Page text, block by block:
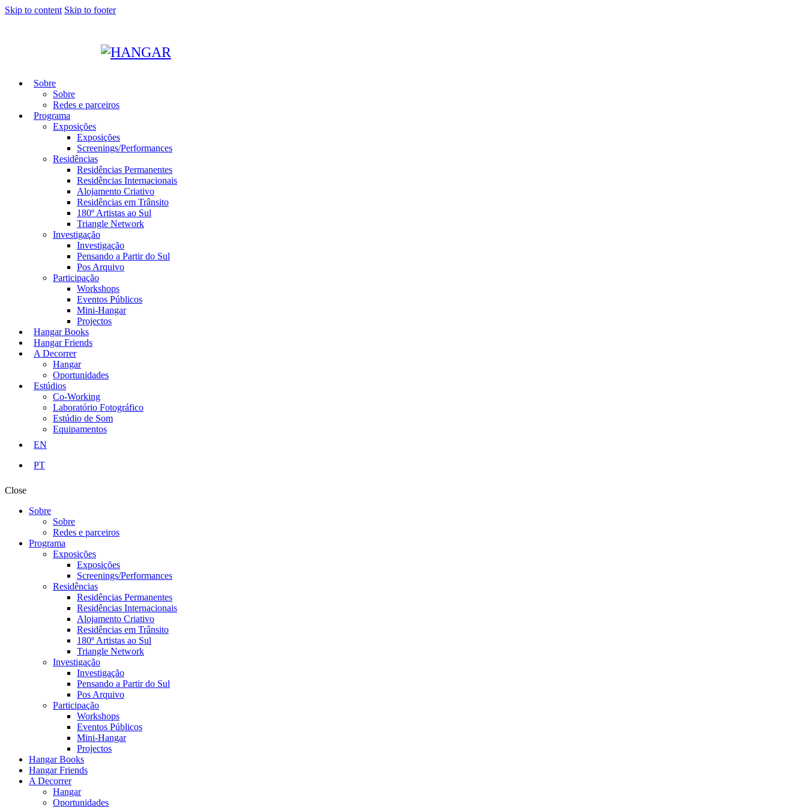
Skip to content Skip to footer
Sobre
Sobre
Redes e parceiros
Programa
Exposições
Exposições
Screenings/Performances
Residências
Residências Permanentes
Residências Internacionais
Alojamento Criativo
Residências em Trânsito
180º Artistas ao Sul
Triangle Network
Investigação
Investigação
Pensando a Partir do Sul
Pos Arquivo
Participação
Workshops
Eventos Públicos
Mini-Hangar
Projectos
Hangar Books
Hangar Friends
A Decorrer
Hangar
Oportunidades
Estúdios
Co-Working
Laboratório Fotográfico
Estúdio de Som
Equipamentos
EN
PT
Close
Sobre
Sobre
Redes e parceiros
Programa
Exposições
Exposições
Screenings/Performances
Residências
Residências Permanentes
Residências Internacionais
Alojamento Criativo
Residências em Trânsito
180º Artistas ao Sul
Triangle Network
Investigação
Investigação
Pensando a Partir do Sul
Pos Arquivo
Participação
Workshops
Eventos Públicos
Mini-Hangar
Projectos
Hangar Books
Hangar Friends
A Decorrer
Hangar
Oportunidades